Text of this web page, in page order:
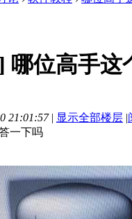
哪位高手这
21:01:57 | 显示全部楼层 |
一下吗